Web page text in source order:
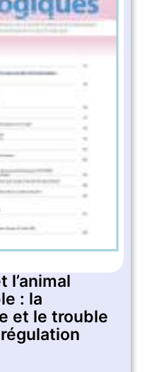
l’animal
: la
et le trouble